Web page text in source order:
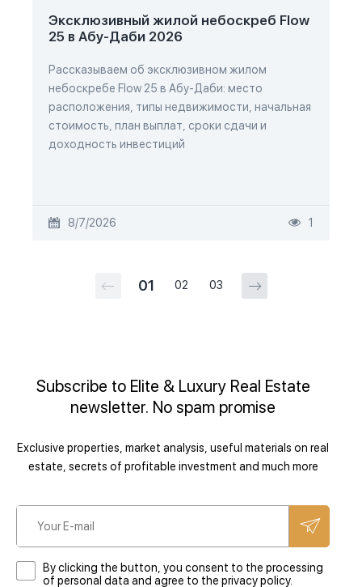
Эксклюзивный жилой небоскреб Flow
25 в Абу-Даби 2026
Рассказываем об эксклюзивном жилом
небоскребе Flow 25 в Абу-Даби: место
расположения, типы недвижимости, начальная
стоимость, план выплат, сроки сдачи и
доходность инвестиций
8/7/2026 1
01 02 03
Subscribe to Elite & Luxury Real Estate
newsletter. No spam promise
Exclusive properties, market analysis, useful materials on real
estate, secrets of profitable investment and much more
By clicking the button, you consent to the processing
of personal data and agree to the privacy policy.